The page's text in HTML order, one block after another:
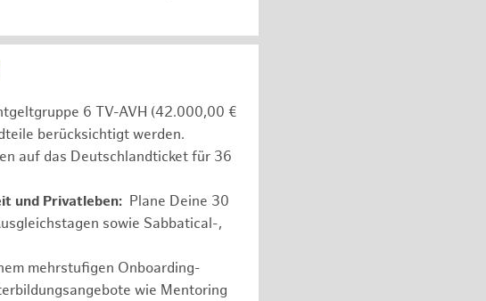
6 TV-AVH (42.000,00 €
berücksichtigt werden.
auf das Deutschlandticket für 36
und Privatleben: Plane Deine 30
sowie Sabbatical-,
mehrstufigen Onboarding-
wie Mentoring